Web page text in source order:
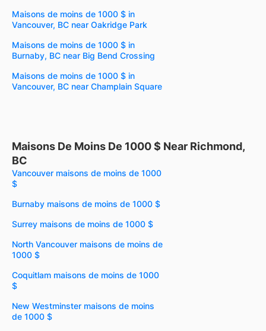
Maisons de moins de 1000 $ in
Vancouver, BC near Oakridge Park
Maisons de moins de 1000 $ in
Burnaby, BC near Big Bend Crossing
Maisons de moins de 1000 $ in
Vancouver, BC near Champlain Square
Maisons De Moins De 1000 $ Near Richmond,
BC
Vancouver maisons de moins de 1000
$
Burnaby maisons de moins de 1000 $
Surrey maisons de moins de 1000 $
North Vancouver maisons de moins de
1000 $
Coquitlam maisons de moins de 1000
$
New Westminster maisons de moins
de 1000 $